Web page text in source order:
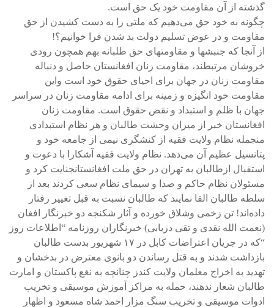
گذشته از آن مقاومت خود یک حق است.
چگونه به خود حق می‌دهیم که ملتی را به دست کشیدن از حق
مقاومت و در عوض تسلیم دولت بد شدن فرا خوانیم؟!
از آنجا که جنبشها و مقاومتهای حق طلبانه بهم همچون رودی
خروشان مرتبطند، مقاومت زنان افغانستان حاصل و دنباله
مقاومت زنان در جهان برای احیای حقوق خود است واین
مقاومت خود انگیزه و زمینه برای ادامه مقاومت زنان در سراسر
جهان با ظلم و استبداد و نقض حقوق است. مقاومت زنان
افغانستان خبر از میزان وحشت طالبان و هر نظام استبدادی
منجمله نظام ولایت فقیه از کنشگری نیمی از جامعه خود و
پتانسیل عظیم آن می‌دهد. نظام ولایت فقیه آشکارا با دعوت و
استقبال ازطالبان به تهران در حق ملت افغانستانجنایت کرد و
مسئولان نظام حاکم و صدا و سیمای نظام سعی کردند بعد از
سلطه طالبان القا نمایند که طالبان نسبت به قبل تغییر رفتار
داده‌اند! تن زخمی وشلاق خورده و آثار شکنجه دو خبرنگار افغان
(نعمت الله نقدی و تقی دریابی) خبرنگاران روزنامه “اطلاعات روز
“که در جریان اعتراضات کابل در ۱۷ شهریور بدست طالبان
بازداشت شدند و به قتل رساندن دو بانوی معترض در بدخشان و
تهدید به اخراج معلمان ولایت کندز چنانچه به نغع پاکستان و امارت
طالبان شعار ندهند، حمله به مراکز آموزش موسیقی و تخریب
ادوات موسیقی و تخریب سنگ مزار احمد شاه مسعود و اظهار